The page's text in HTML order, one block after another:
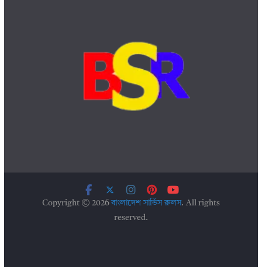
Copyright © 2026বাংলাদেশ সার্ভিস রুলস. All rights
reserved.